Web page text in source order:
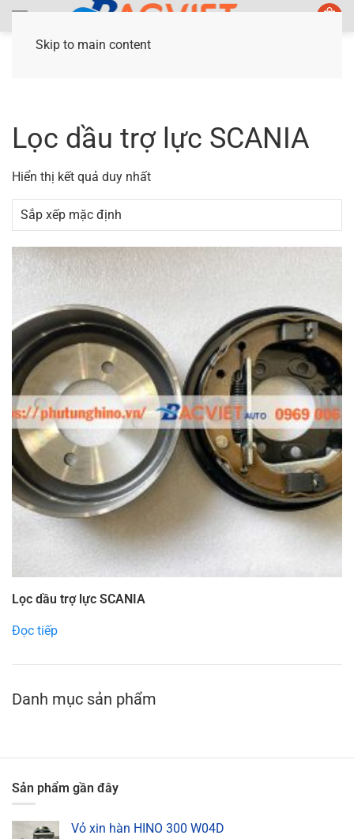
Skip to main content
Lọc dầu trợ lực SCANIA
Hiển thị kết quả duy nhất
Lọc dầu trợ lực SCANIA
Đọc tiếp
Danh mục sản phẩm
Sản phẩm gần đây
Vỏ xin hàn HINO 300 W04D